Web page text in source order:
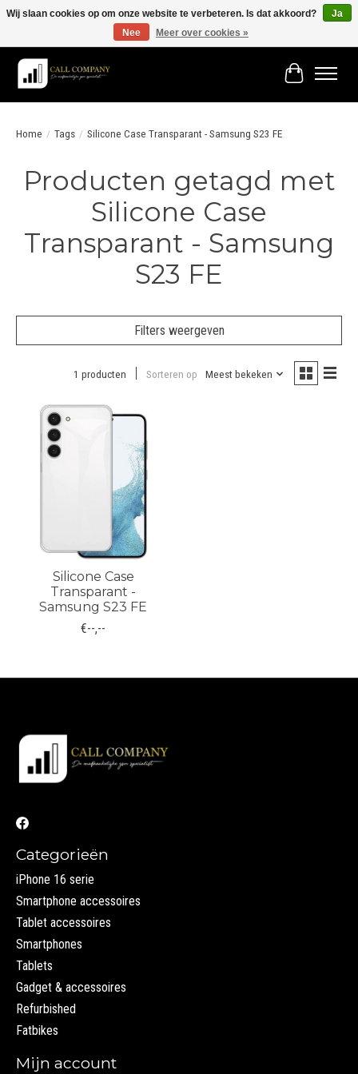
Vóór 19:00 besteld morgen in huis!
Winkelwagen
Home / Tags / Silicone Case Transparant - Samsung S23 FE
Producten getagd met
Silicone Case
Transparant - Samsung
S23 FE
Filters weergeven
1 producten Sorteren op Meest bekeken
Silicone Case
Transparant -
Samsung S23 FE
€--,--
Categorieën
iPhone 16 serie
Smartphone accessoires
Tablet accessoires
Smartphones
Tablets
Gadget & accessoires
Refurbished
Fatbikes
Mijn account
Wij slaan cookies op om onze website te verbeteren. Is dat akkoord?
Ja
Nee
Meer over cookies »